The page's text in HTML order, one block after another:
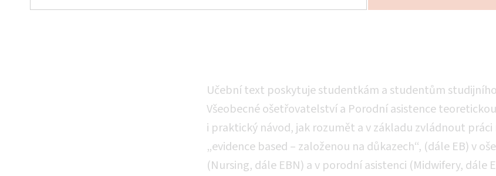
Učební text poskytuje studentkám a studentům
Všeobecné ošetřovatelství a Porodní asistence
i praktický návod, jak rozumět a v základu zvládnout
„evidence based – založenou na důkazech“, (dále EB) v
(Nursing, dále EBN) a v porodní asistenci (Midwifery, dále